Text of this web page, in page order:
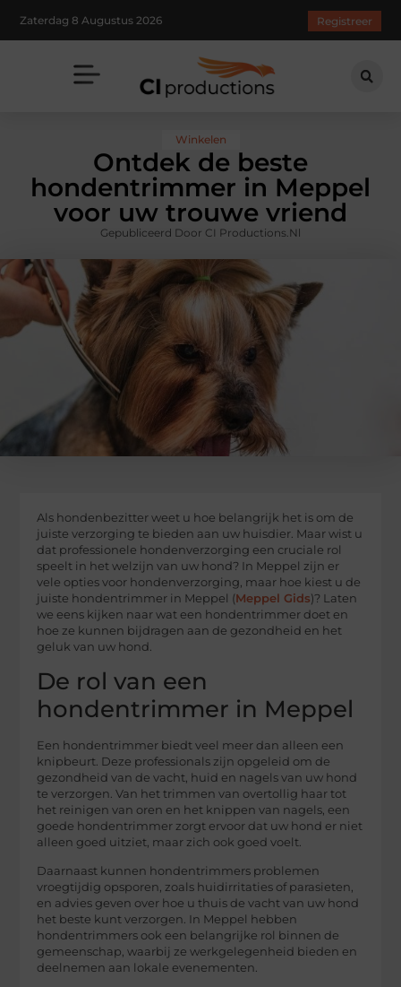
Zaterdag 8 Augustus 2026 Registreer
Winkelen
Ontdek de beste
hondentrimmer in Meppel
voor uw trouwe vriend
Gepubliceerd Door CI Productions.nl
Als hondenbezitter weet u hoe belangrijk het is om de
juiste verzorging te bieden aan uw huisdier. Maar wist u
dat professionele hondenverzorging een cruciale rol
speelt in het welzijn van uw hond? In Meppel zijn er
vele opties voor hondenverzorging, maar hoe kiest u de
juiste hondentrimmer in Meppel (Meppel Gids)? Laten
we eens kijken naar wat een hondentrimmer doet en
hoe ze kunnen bijdragen aan de gezondheid en het
geluk van uw hond.
De rol van een
hondentrimmer in Meppel
Een hondentrimmer biedt veel meer dan alleen een
knipbeurt. Deze professionals zijn opgeleid om de
gezondheid van de vacht, huid en nagels van uw hond
te verzorgen. Van het trimmen van overtollig haar tot
het reinigen van oren en het knippen van nagels, een
goede hondentrimmer zorgt ervoor dat uw hond er niet
alleen goed uitziet, maar zich ook goed voelt.
Daarnaast kunnen hondentrimmers problemen
vroegtijdig opsporen, zoals huidirritaties of parasieten,
en advies geven over hoe u thuis de vacht van uw hond
het beste kunt verzorgen. In Meppel hebben
hondentrimmers ook een belangrijke rol binnen de
gemeenschap, waarbij ze werkgelegenheid bieden en
deelnemen aan lokale evenementen.